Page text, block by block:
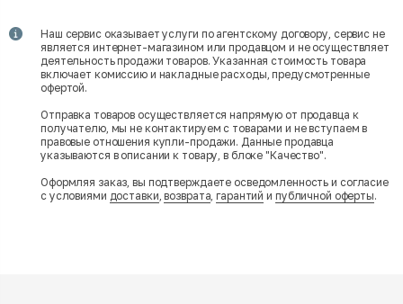
Наш сервис оказывает услуги по агентскому договору, сервис не
является интернет-магазином или продавцом и не осуществляет
деятельность продажи товаров. Указанная стоимость товара
включает комиссию и накладные расходы, предусмотренные
офертой.
Отправка товаров осуществляется напрямую от продавца к
получателю, мы не контактируем с товарами и не вступаем в
правовые отношения купли-продажи. Данные продавца
указываются в описании к товару, в блоке "Качество".
Оформляя заказ, вы подтверждаете осведомленность и согласие
с условиями доставки,возврата,гарантий и публичной оферты.